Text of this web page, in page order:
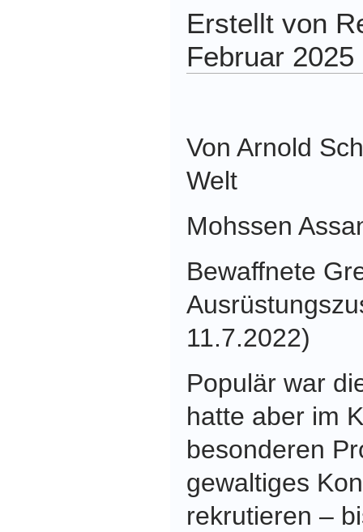
Erstellt von
Februar 2025
Von Arnold
Welt
Mohssen
Bewaffnete
11.7.2022)
Populär war
hatte aber im
besonderen
gewaltiges
rekrutieren –